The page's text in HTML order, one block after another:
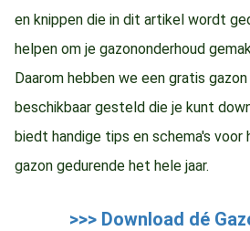
en knippen die in dit artikel wordt
helpen om je gazononderhoud
Daarom hebben we een gratis
beschikbaar gesteld die je kunt
biedt handige tips en schema's voor
gazon gedurende het hele jaar.
>>> Download dé